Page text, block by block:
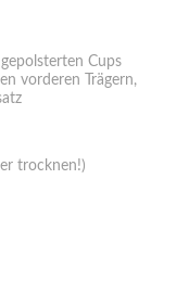
Cups
vorderen Trägern,
trocknen!)